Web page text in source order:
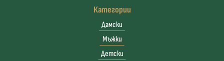
Категории
Дамски
Мъжки
Детски